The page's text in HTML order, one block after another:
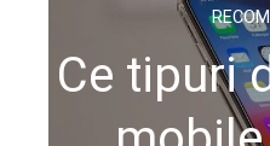
Ce tipuri